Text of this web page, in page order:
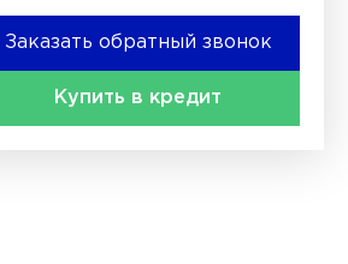
Заказать обратный звонок
Купить в кредит